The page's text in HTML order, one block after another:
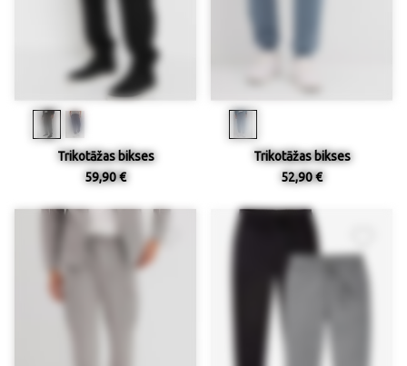
Trikotāžas bikses
59,90 €
Trikotāžas bikses
52,90 €